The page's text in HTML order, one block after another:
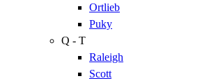
Ortlieb
Puky
Q - T
Raleigh
Scott